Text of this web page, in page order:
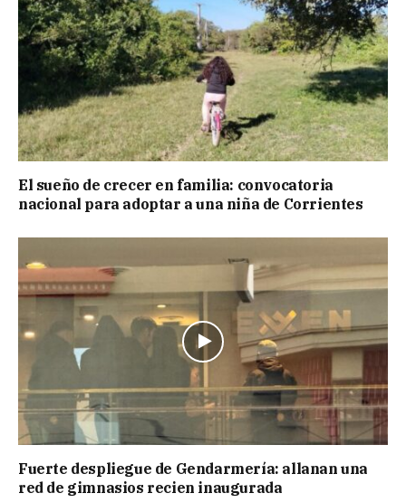
El sueño de crecer en familia: convocatoria
nacional para adoptar a una niña de Corrientes
Fuerte despliegue de Gendarmería: allanan una
red de gimnasios recien inaugurada